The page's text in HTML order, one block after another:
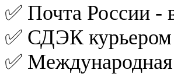
✅ Почта России -
✅ СДЭК курьером
✅